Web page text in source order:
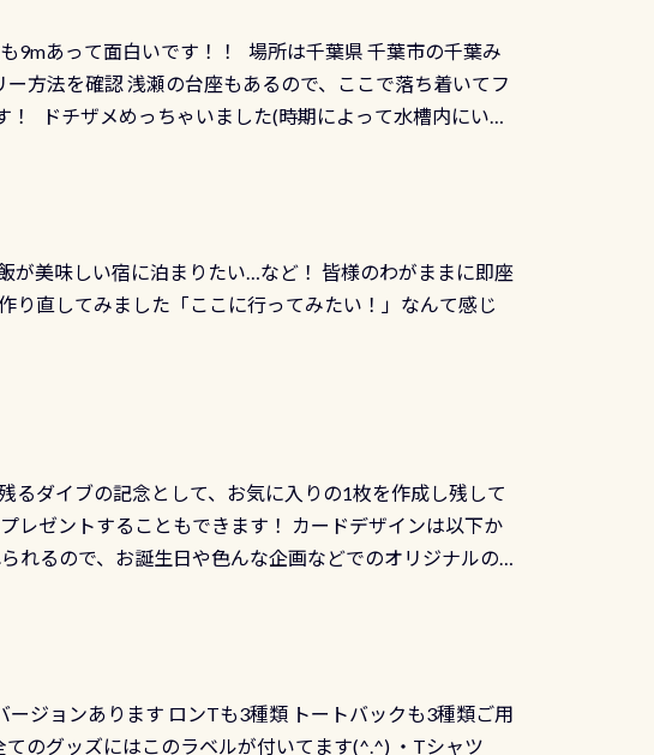
い光景です 透明度の良い川を数百メートルドリフトす
れる 長良川ダイビング最大の見どころがこの特別天然
界最大の両生類です個体数が少なくかなり貴重な生物で
物と言えば他には「 続きを読む
TECなど特別プログラムの専用カードが発行されるもの
デザインカードを申し込みの方は対象外となりま
常デザインとなります ダイビングは、始めた「年」も
始めたか」は、あとから振り返ると大切な思い出になり
加してみてくださいね 毎月60名様、年間720名様に
用意したオリジナル景品が当たることも！ PADIデジタ
9mあって面白いです！！ 場所は千葉県 千葉市の千葉み
法を確認 浅瀬の台座もあるので、ここで落ち着いてフ
ドチザメめっちゃいました(時期によって水槽内にいる
とも記念撮影も出来ますよ スキンダイビングでも参加
4時間たっぷり利用出来るので、普通に中性浮力の練習
が美味しい宿に泊まりたい…など！ 皆様のわがままに即座
り直してみました「ここに行ってみたい！」なんて感じ
ダイブの記念として、お気に入りの1枚を作成し残して
レゼントすることもできます！ カードデザインは以下か
れるので、お誕生日や色んな企画などでのオリジナルの
ジョンあります ロンTも3種類 トートバックも3種類ご用
のグッズにはこのラベルが付いてます(^.^) ・Tシャツ